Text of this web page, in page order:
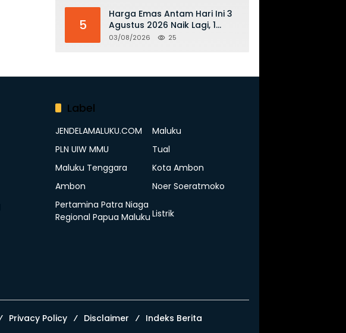
5
Harga Emas Antam Hari Ini 3
Agustus 2026 Naik Lagi, 1
Gram Tembus Rp 2,61 Juta
03/08/2026 25
Label
JENDELAMALUKU.COM
Maluku
PLN UIW MMU
Tual
Maluku Tenggara
Kota Ambon
Ambon
Noer Soeratmoko
Pertamina Patra Niaga
Regional Papua Maluku Listrik
Privacy Policy Disclaimer Indeks Berita